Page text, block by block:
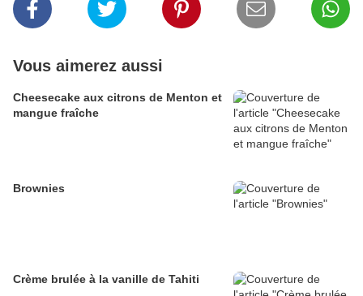
Vous aimerez aussi
Cheesecake aux citrons de Menton et
mangue fraîche
Brownies
Crème brulée à la vanille de Tahiti